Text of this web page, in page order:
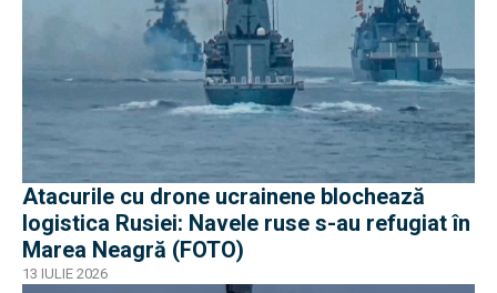
Atacurile cu drone ucrainene blochează
logistica Rusiei: Navele ruse s-au refugiat în
Marea Neagră (FOTO)
13 IULIE 2026